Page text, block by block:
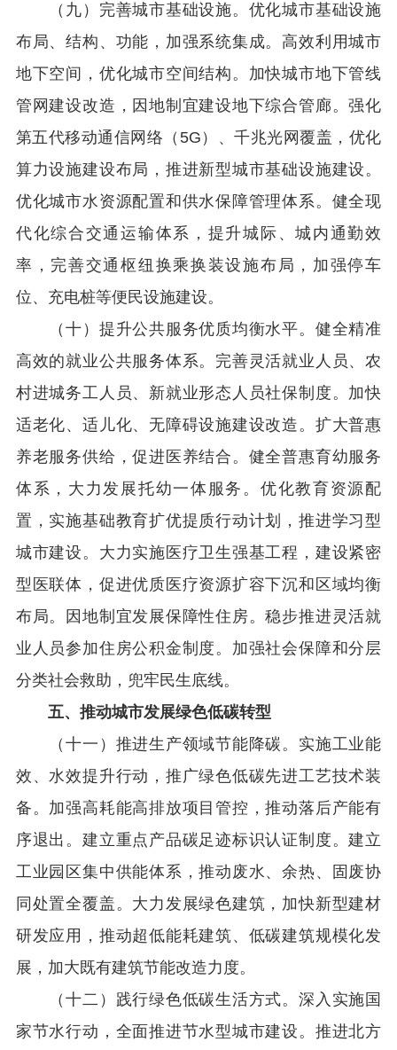
（九）完善城市基础设施。优化城市基础设施
布局、结构、功能，加强系统集成。高效利用城市
地下空间，优化城市空间结构。加快城市地下管线
管网建设改造，因地制宜建设地下综合管廊。强化
第五代移动通信网络（5G）、千兆光网覆盖，优化
算力设施建设布局，推进新型城市基础设施建设。
优化城市水资源配置和供水保障管理体系。健全现
代化综合交通运输体系，提升城际、城内通勤效
率，完善交通枢纽换乘换装设施布局，加强停车
位、充电桩等便民设施建设。
（十）提升公共服务优质均衡水平。健全精准
高效的就业公共服务体系。完善灵活就业人员、农
村进城务工人员、新就业形态人员社保制度。加快
适老化、适儿化、无障碍设施建设改造。扩大普惠
养老服务供给，促进医养结合。健全普惠育幼服务
体系，大力发展托幼一体服务。优化教育资源配
置，实施基础教育扩优提质行动计划，推进学习型
城市建设。大力实施医疗卫生强基工程，建设紧密
型医联体，促进优质医疗资源扩容下沉和区域均衡
布局。因地制宜发展保障性住房。稳步推进灵活就
业人员参加住房公积金制度。加强社会保障和分层
分类社会救助，兜牢民生底线。
五、推动城市发展绿色低碳转型
（十一）推进生产领域节能降碳。实施工业能
效、水效提升行动，推广绿色低碳先进工艺技术装
备。加强高耗能高排放项目管控，推动落后产能有
序退出。建立重点产品碳足迹标识认证制度。建立
工业园区集中供能体系，推动废水、余热、固废协
同处置全覆盖。大力发展绿色建筑，加快新型建材
研发应用，推动超低能耗建筑、低碳建筑规模化发
展，加大既有建筑节能改造力度。
（十二）践行绿色低碳生活方式。深入实施国
家节水行动，全面推进节水型城市建设。推进北方